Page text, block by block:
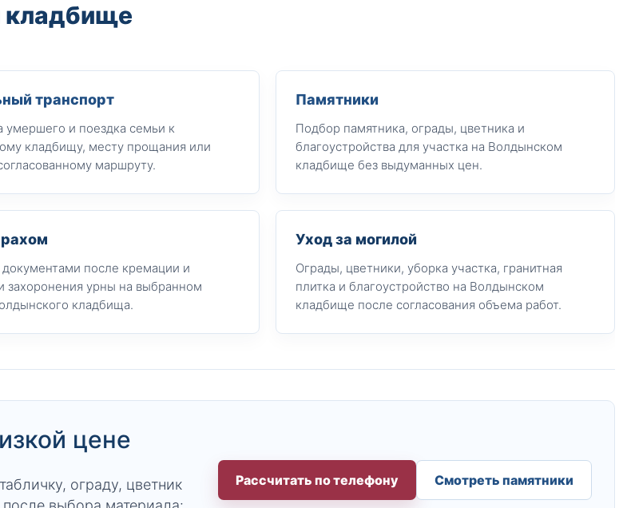
кладбище
транспорт
умершего и поездка семьи к
кладбищу, месту прощания или
маршруту.
Памятники
Подбор памятника, ограды, цветника и
благоустройства для участка на Волдынском
кладбище без выдуманных цен.
после кремации и
захоронения урны на выбранном
кладбища.
Уход за могилой
Ограды, цветники, уборка участка, гранитная
плитка и благоустройство на Волдынском
кладбище после согласования объема работ.
цене
ограду, цветник
Рассчитать по телефону Смотреть памятники